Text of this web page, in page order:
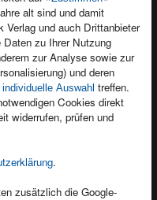
alt sind und damit
Verlag und auch Drittanbieter
zu Ihrer Nutzung
zur Analyse sowie zur
und deren
individuelle Auswahl treffen.
Cookies direkt
widerrufen, prüfen und
.
zusätzlich die Google-
Rights
Buch schreiben